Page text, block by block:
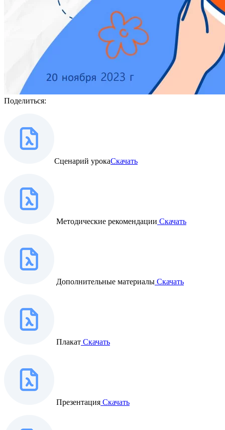
Поделиться:
Сценарий урокаСкачать
Методические рекомендации Скачать
Дополнительные материалы Скачать
Плакат Скачать
Презентация Скачать